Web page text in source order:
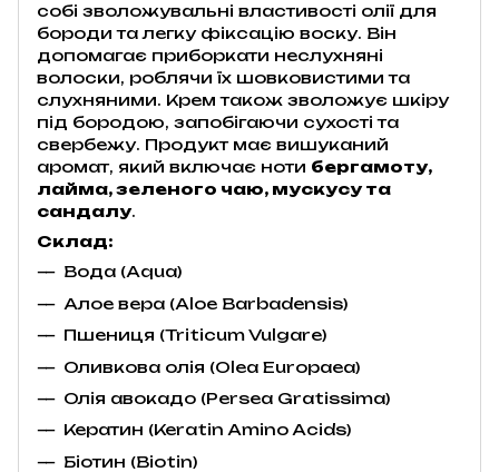
собі зволожувальні властивості олії для
бороди та легку фіксацію воску. Він
допомагає приборкати неслухняні
волоски, роблячи їх шовковистими та
слухняними. Крем також зволожує шкіру
під бородою, запобігаючи сухості та
свербежу. Продукт має вишуканий
аромат, який включає ноти бергамоту,
лайма, зеленого чаю, мускусу та
сандалу.
Склад:
Вода (Aqua)
Алое вера (Aloe Barbadensis)
Пшениця (Triticum Vulgare)
Оливкова олія (Olea Europaea)
Олія авокадо (Persea Gratissima)
Кератин (Keratin Amino Acids)
Біотин (Biotin)